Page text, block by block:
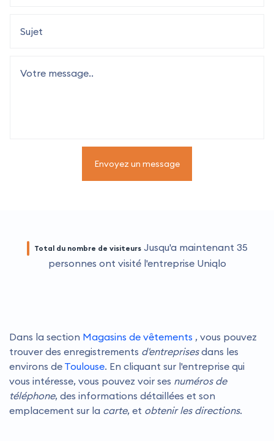
Envoyez un message
Total du nombre de visiteursJusqu'a maintenant 35
personnes ont visité l'entreprise Uniqlo
Dans la section Magasins de vêtements , vous pouvez
trouver des enregistrements d'entreprisesdans les
environs de Toulouse. En cliquant sur l'entreprise qui
vous intéresse, vous pouvez voir ses numéros de
téléphone, des informations détaillées et son
emplacement sur la carte, et obtenir les directions.